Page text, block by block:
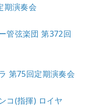
期演奏会
管弦楽団 第372回
第75回定期演奏会
コ(指揮) ロイヤ